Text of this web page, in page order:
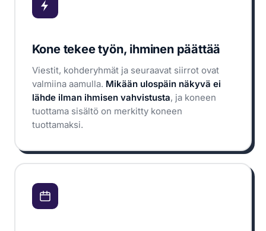
Kone tekee työn, ihminen päättää
Viestit, kohderyhmät ja seuraavat siirrot ovat
valmiina aamulla. Mikään ulospäin näkyvä ei
lähde ilman ihmisen vahvistusta, ja koneen
tuottama sisältö on merkitty koneen
tuottamaksi.